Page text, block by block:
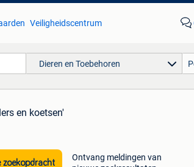
Veiligheidscentrum
Dieren en Toebehoren
en koetsen'
zoekopdracht
Ontvang meldingen van